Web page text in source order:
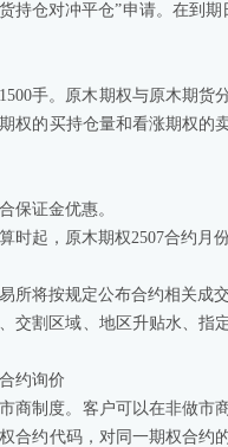
持仓对冲平仓”申请。在到
手。原木期权与原木期
权的买持仓量和看涨期权的
保证金优惠。
时起，原木期权2507合约月
所将按规定公布合约相关成
交割区域、地区升贴水、指
约询价
商制度。客户可以在非做市
合约代码，对同一期权合约